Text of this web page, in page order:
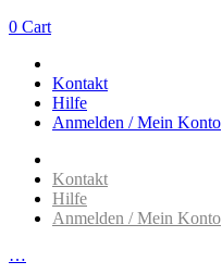
0 Cart
Kontakt
Hilfe
Anmelden / Mein Konto
Kontakt
Hilfe
Anmelden / Mein Konto
…